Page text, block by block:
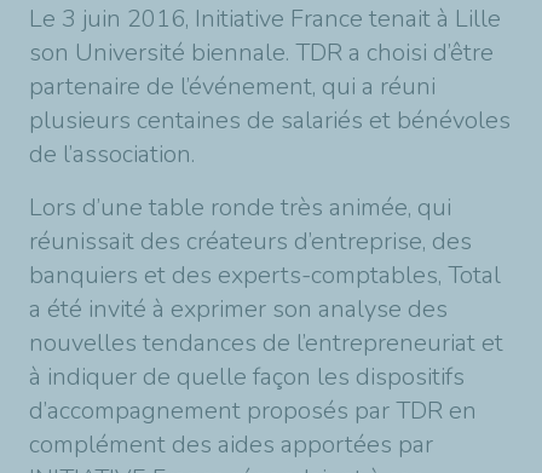
Le 3 juin 2016, Initiative France tenait à Lille
son Université biennale. TDR a choisi d’être
partenaire de l’événement, qui a réuni
plusieurs centaines de salariés et bénévoles
de l’association.
Lors d’une table ronde très animée, qui
réunissait des créateurs d’entreprise, des
banquiers et des experts-comptables, Total
a été invité à exprimer son analyse des
nouvelles tendances de l’entrepreneuriat et
à indiquer de quelle façon les dispositifs
d’accompagnement proposés par TDR en
complément des aides apportées par